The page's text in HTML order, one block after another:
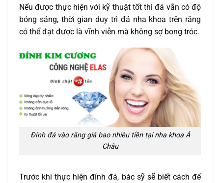
Nếu được thực hiện với kỹ thuật tốt thì đá vẫn có độ
bóng sáng, thời gian duy trì đá nha khoa trên răng
có thể đạt được là vĩnh viễn mà không sợ bong tróc.
Đính đá vào răng giá bao nhiêu tiền tại nha khoa Á
Châu
Trước khi thực hiện đính đá, bác sỹ sẽ biết cách để